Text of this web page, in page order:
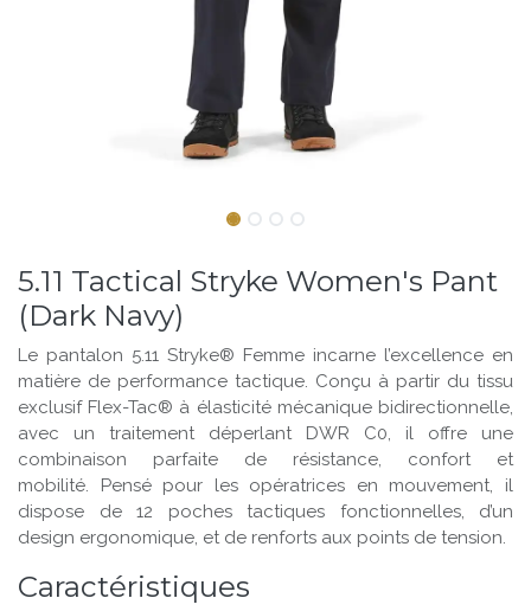
5.11 Tactical Stryke Women's Pant
(Dark Navy)
Le pantalon 5.11 Stryke® Femme incarne l’excellence en
matière de performance tactique. Conçu à partir du tissu
exclusif Flex-Tac® à élasticité mécanique bidirectionnelle,
avec un traitement déperlant DWR C0, il offre une
combinaison parfaite de résistance, confort et
mobilité. Pensé pour les opératrices en mouvement, il
dispose de 12 poches tactiques fonctionnelles, d’un
design ergonomique, et de renforts aux points de tension.
Caractéristiques